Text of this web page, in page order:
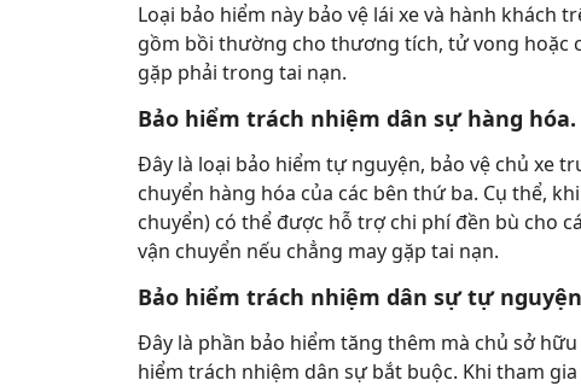
Loại bảo hiểm này bảo vệ lái xe và hành
gồm bồi thường cho thương tích, tử vong hoặc
gặp phải trong tai nạn.
Bảo hiểm trách nhiệm dân sự hàng hóa.
Đây là loại bảo hiểm tự nguyện, bảo vệ chủ xe
chuyển hàng hóa của các bên thứ ba. Cụ thể,
chuyển) có thể được hỗ trợ chi phí đền bù cho
vận chuyển nếu chẳng may gặp tai nạn.
Bảo hiểm trách nhiệm dân sự tự
Đây là phần bảo hiểm tăng thêm mà chủ sở
hiểm trách nhiệm dân sự bắt buộc. Khi tham